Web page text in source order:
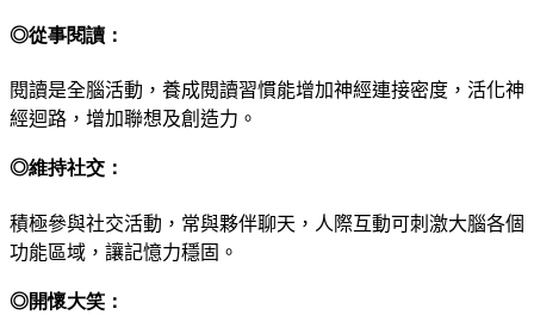
◎從事閱讀：
閱讀是全腦活動，養成閱讀習慣能增加神經連接密度，活化神
經迴路，增加聯想及創造力。
◎維持社交：
積極參與社交活動，常與夥伴聊天，人際互動可刺激大腦各個
功能區域，讓記憶力穩固 。
◎開懷大笑：